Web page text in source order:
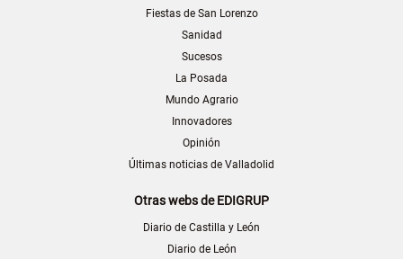
Fiestas de San Lorenzo
Sanidad
Sucesos
La Posada
Mundo Agrario
Innovadores
Opinión
Últimas noticias de Valladolid
Otras webs de EDIGRUP
Diario de Castilla y León
Diario de León